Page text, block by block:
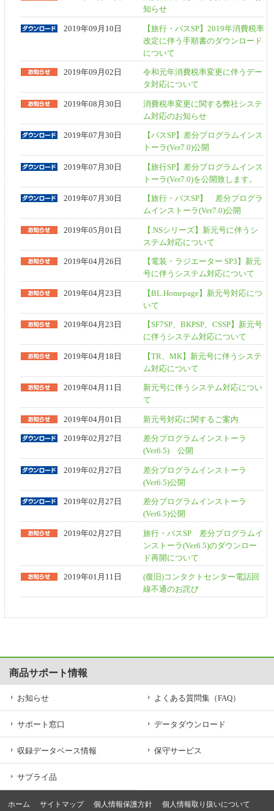
知らせ
2019年09月10日
【旅行・バスSP】2019年消費税率
改定に伴う手順書のダウンロード
について
2019年09月02日
令和元年消費税率変更に伴うデー
タ対応について
2019年08月30日
消費税率変更に関する弊社システ
ム対応のお知らせ
2019年07月30日
【バスSP】差分プログラムインス
トーラ(Ver7.0)公開
2019年07月30日
【旅行SP】差分プログラムインス
トーラ(Ver7.0)を公開致します。
2019年07月30日
【旅行・バスSP】 差分プログラ
ムインストーラ(Ver7.0)公開
2019年05月01日
【.NSシリーズ】新元号に伴うシ
ステム対応について
2019年04月26日
【電装・ラジエーター SP3】新元
号に伴うシステム対応について
2019年04月23日
【BL.Homepage】新元号対応につ
いて
2019年04月23日
【SF7SP、BKPSP、CSSP】新元号
に伴うシステム対応について
2019年04月18日
【TR、MK】新元号に伴うシステ
ム対応について
2019年04月11日
新元号に伴うシステム対応につい
て
2019年04月01日 新元号対応に関するご案内
2019年02月27日
差分プログラムインストーラ
(Ver6.5) 公開
2019年02月27日
差分プログラムインストーラ
(Ver6.5)公開
2019年02月27日
差分プログラムインストーラ
(Ver6.5)公開
2019年02月27日
旅行・バスSP 差分プログラムイ
ンストーラ(Ver6.5)のダウンロー
ド再開について
2019年01月11日
(復旧)コンタクトセンター電話回
線不通のお詫び
商品サポート情報
お知らせ よくある質問集（FAQ）
サポート窓口 データダウンロード
収録データベース情報 保守サービス
サプライ品
ホーム サイトマップ 個人情報保護方針 個人情報取り扱いについて